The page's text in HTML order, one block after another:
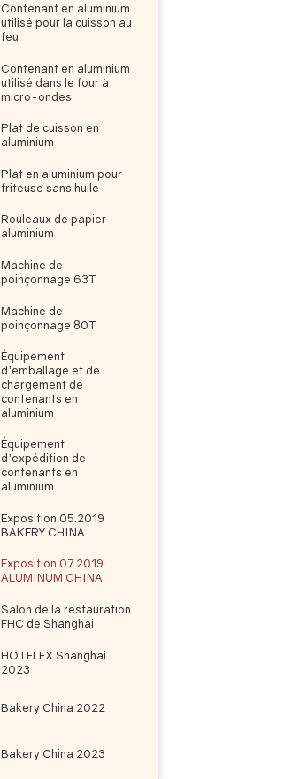
Contenant en aluminium
utilisé pour la cuisson au
feu
Contenant en aluminium
utilisé dans le four à
micro-ondes
Plat de cuisson en
aluminium
Plat en aluminium pour
friteuse sans huile
Rouleaux de papier
aluminium
Machine de
poinçonnage 63T
Machine de
poinçonnage 80T
Équipement
d'emballage et de
chargement de
contenants en
aluminium
Équipement
d'expédition de
contenants en
aluminium
Exposition 05.2019
BAKERY CHINA
Exposition 07.2019
ALUMINUM CHINA
Salon de la restauration
FHC de Shanghai
HOTELEX Shanghai
2023
Bakery China 2022
Bakery China 2023